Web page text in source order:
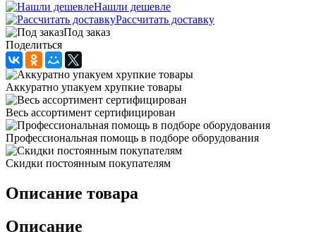
Нашли дешевле
Рассчитать доставку
Под заказ
Поделиться
Аккуратно упакуем хрупкие товары
Весь ассортимент сертифицирован
Профессиональная помощь в подборе оборудования
Скидки постоянным покупателям
Описание товара
Описание